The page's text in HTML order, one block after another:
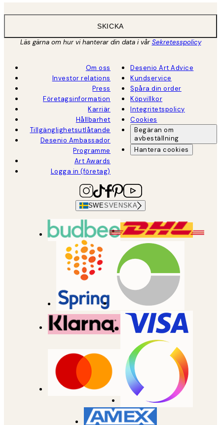
SKICKA
Läs gärna om hur vi hanterar din data i vårSekretesspolicy
Om oss
Investor relations
Press
Företagsinformation
Karriär
Hållbarhet
Tillgänglighetsutlåtande
Desenio Ambassador
Programme
Art Awards
Logga in (företag)
Desenio Art Advice
Kundservice
Spåra din order
Köpvillkor
Integritetspolicy
Cookies
Begäran om
avbeställning
Hantera cookies
SWESVENSKA